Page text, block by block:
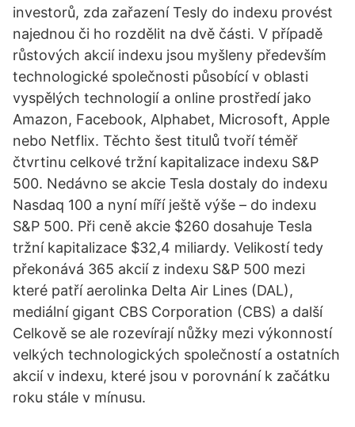
investorů, zda zařazení Tesly do indexu provést
najednou či ho rozdělit na dvě části. V případě
růstových akcií indexu jsou myšleny především
technologické společnosti působící v oblasti
vyspělých technologií a online prostředí jako
Amazon, Facebook, Alphabet, Microsoft, Apple
nebo Netflix. Těchto šest titulů tvoří téměř
čtvrtinu celkové tržní kapitalizace indexu S&P
500. Nedávno se akcie Tesla dostaly do indexu
Nasdaq 100 a nyní míří ještě výše – do indexu
S&P 500. Při ceně akcie $260 dosahuje Tesla
tržní kapitalizace $32,4 miliardy. Velikostí tedy
překonává 365 akcií z indexu S&P 500 mezi
které patří aerolinka Delta Air Lines (DAL),
mediální gigant CBS Corporation (CBS) a další
Celkově se ale rozevírají nůžky mezi výkonností
velkých technologických společností a ostatních
akcií v indexu, které jsou v porovnání k začátku
roku stále v mínusu.